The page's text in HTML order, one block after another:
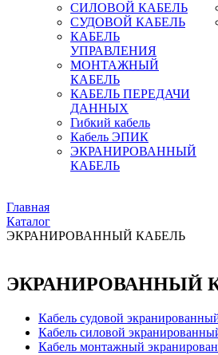
СИЛОВОЙ КАБЕЛЬ
СУДОВОЙ КАБЕЛЬ
КАБЕЛЬ
УПРАВЛЕНИЯ
МОНТАЖНЫЙ
КАБЕЛЬ
КАБЕЛЬ ПЕРЕДАЧИ
ДАННЫХ
Гибкий кабель
Кабель ЭПИК
ЭКРАНИРОВАННЫЙ
КАБЕЛЬ
Главная
Каталог
ЭКРАНИРОВАННЫЙ КАБЕЛЬ
ЭКРАНИРОВАННЫЙ
Кабель судовой
Кабель силовой
Кабель монтажный